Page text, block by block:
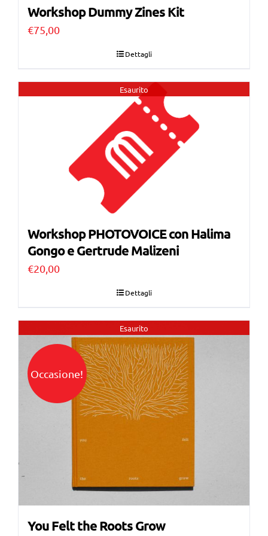
Workshop Dummy Zines Kit
€75,00
Dettagli
Esaurito
Workshop PHOTOVOICE con Halima
Gongo e Gertrude Malizeni
€20,00
Dettagli
Esaurito
Occasione!
You Felt the Roots Grow